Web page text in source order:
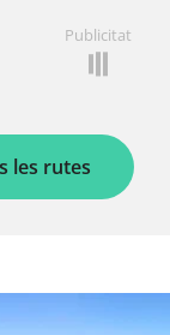
Publicitat
les rutes